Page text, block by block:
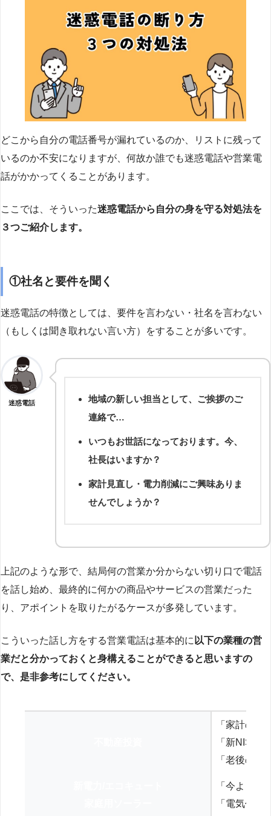
どこから自分の電話番号が漏れているのか、リストに残って
いるのか不安になりますが、何故か誰でも迷惑電話や営業電
話がかかってくることがあります。
ここでは、そういった迷惑電話から自分の身を守る対処法を
３つご紹介します。
①社名と要件を聞く
迷惑電話の特徴としては、要件を言わない・社名を言わない
（もしくは聞き取れない言い方）をすることが多いです。
迷惑電話
地域の新しい担当として、ご挨拶のご
連絡で…
いつもお世話になっております。今、
社長はいますか？
家計見直し・電力削減にご興味ありま
せんでしょうか？
上記のような形で、結局何の営業か分からない切り口で電話
を話し始め、最終的に何かの商品やサービスの営業だった
り、アポイントを取りたがるケースが多発しています。
こういった話し方をする営業電話は基本的に 以下の業種の営
業だと分かっておくと身構えることができると思いますの
で、是非参考にしてください。
「家計の見
「新NISA
「老後の
「今より
「電気代を